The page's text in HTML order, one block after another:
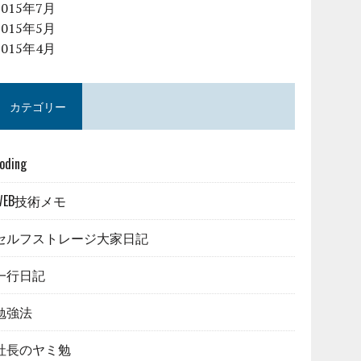
年7月
年5月
年4月
カテゴリー
技術メモ
ルフストレージ大家日記
行日記
強法
長のヤミ勉